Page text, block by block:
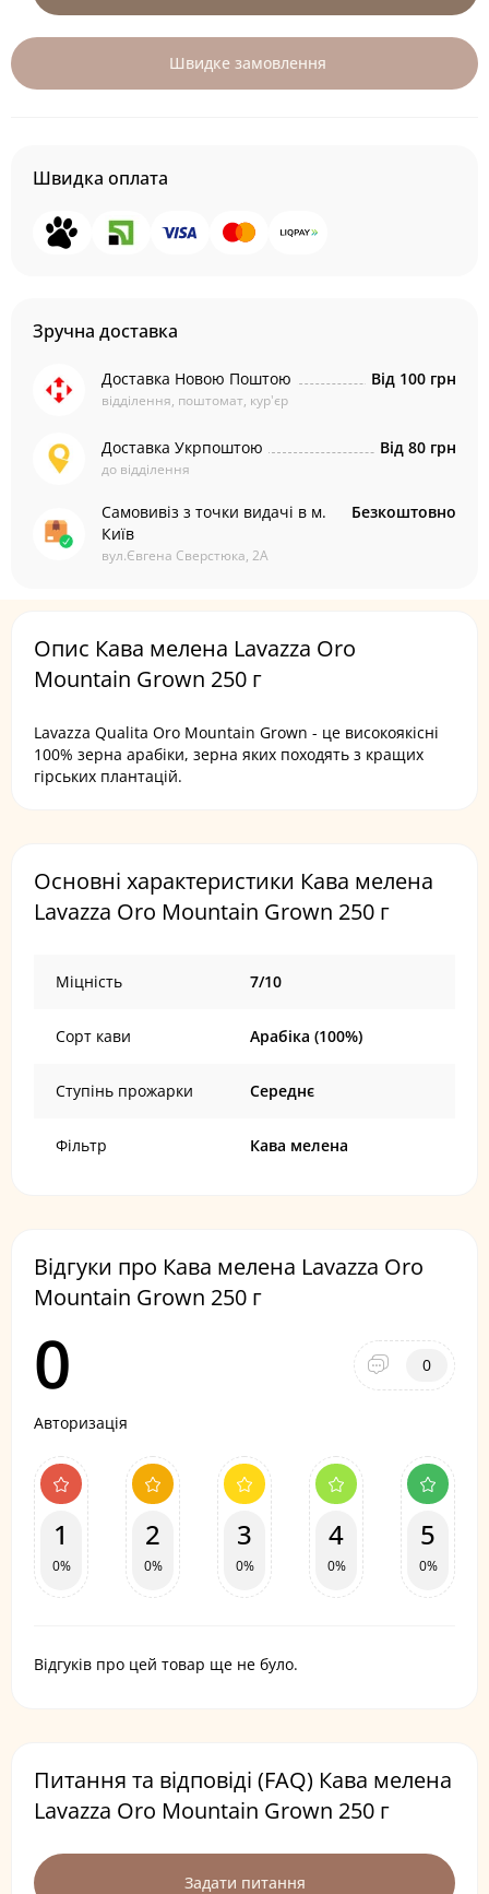
Швидке замовлення
Швидка оплата
Зручна доставка
Доставка Новою Поштою
відділення, поштомат, кур'єр
Від 100 грн
Доставка Укрпоштою
до відділення
Від 80 грн
Самовивіз з точки видачі в м.
Київ
вул.Євгена Сверстюка, 2А
Безкоштовно
Опис Кава мелена Lavazza Oro
Mountain Grown 250 г
Lavazza Qualita Oro Mountain Grown - це високоякісні
100% зерна арабіки, зерна яких походять з кращих
гірських плантацій.
Основні характеристики Кава мелена
Lavazza Oro Mountain Grown 250 г
Міцність 7/10
Сорт кави Арабіка (100%)
Ступінь прожарки Середнє
Фільтр Кава мелена
Відгуки про Кава мелена Lavazza Oro
Mountain Grown 250 г
0 0
Авторизація
1
0%
2
0%
3
0%
4
0%
5
0%
Відгуків про цей товар ще не було.
Питання та відповіді (FAQ) Кава мелена
Lavazza Oro Mountain Grown 250 г
Задати питання